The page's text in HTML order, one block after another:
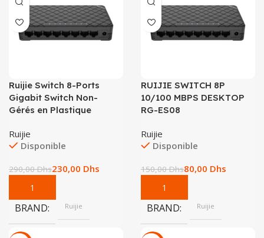
Ruijie Switch 8-Ports
Gigabit Switch Non-
Gérés en Plastique
Ruijie
Disponible
290,00Dhs230,00 Dhs
BRAND Ruijie
RUIJIE SWITCH 8P
10/100 MBPS DESKTOP
RG-ES08
Ruijie
Disponible
150,00Dhs80,00 Dhs
BRAND Ruijie